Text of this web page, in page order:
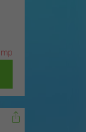
mp